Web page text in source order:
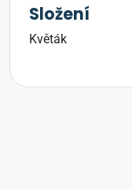
Složení
Květák